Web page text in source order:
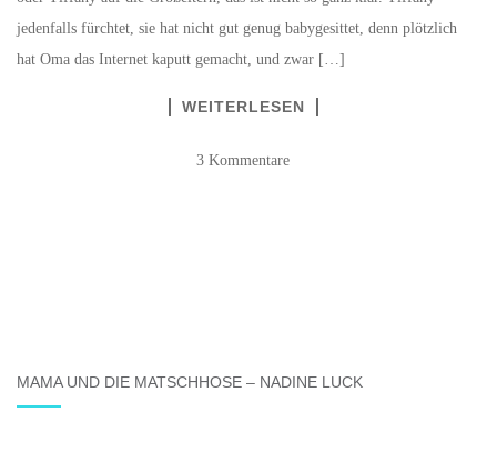
jedenfalls fürchtet, sie hat nicht gut genug babygesittet, denn plötzlich
hat Oma das Internet kaputt gemacht, und zwar […]
WEITERLESEN
3 Kommentare
MAMA UND DIE MATSCHHOSE – NADINE LUCK